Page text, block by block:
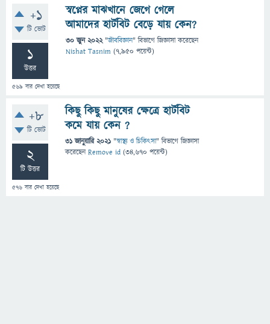
+1
টি ভোট
1
উত্তর
569 বার দেখা হয়েছে
স্বপ্নের মাঝখানে জেগে গেলে
আমাদের হার্টবিট বেড়ে যায় কেন?
30 জুন 2022 "জীববিজ্ঞান" বিভাগে জিজ্ঞাসাকরেছেন
Nishat Tasnim (7,950 পয়েন্ট)
+8
টি ভোট
2
টি উত্তর
576 বার দেখা হয়েছে
কিছু কিছু মানুষের ক্ষেত্রে হার্টবিট
কমে যায় কেন ?
31 জানুয়ারি 2021 "স্বাস্থ্য ও চিকিৎসা" বিভাগে জিজ্ঞাসা
করেছেনRemove id (34,670 পয়েন্ট)